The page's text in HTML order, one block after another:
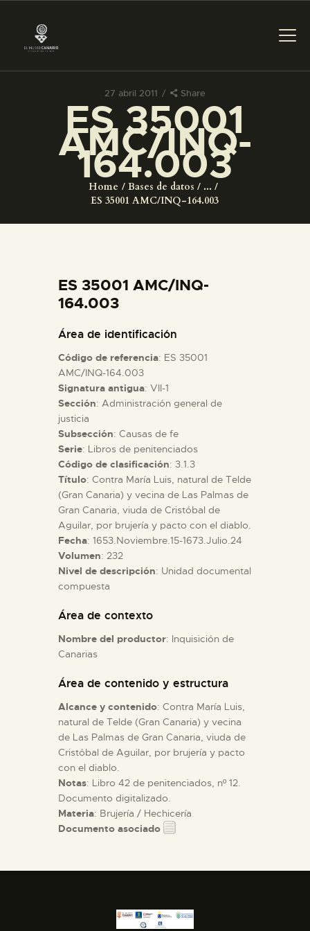
27 abril 2011 Share
ES 35001
AMC/INQ-
164.003
Home Bases de datos
...
ES 35001 AMC/INQ-164.003
PREPARAR LA VISITA
ACTIVIDADES
COLECCIONES
ESPAÑOL
PREPARAR LA VISITA
ACTIVIDADES
█
EL MUSEO
COLECCIONES
DIDÁCTICA
ESPAÑOL
ES 35001 AMC/INQ-
164.003
Área de identificación
Código de referencia: ES 35001
AMC/INQ-164.003
Signatura antigua: VII-1
Sección: Administración general de
justicia
Subsección: Causas de fe
Serie: Libros de penitenciados
Código de clasificación: 3.1.3
Título: Contra María Luis, natural de Telde
(Gran Canaria) y vecina de Las Palmas de
Gran Canaria, viuda de Cristóbal de
Aguilar, por brujería y pacto con el diablo.
Fecha: 1653.Noviembre.15-1673.Julio.24
Volumen: 232
Nivel de descripción: Unidad documental
compuesta
Área de contexto
Nombre del productor: Inquisición de
Canarias
Área de contenido y estructura
Alcance y contenido: Contra María Luis,
natural de Telde (Gran Canaria) y vecina
de Las Palmas de Gran Canaria, viuda de
Cristóbal de Aguilar, por brujería y pacto
con el diablo.
Notas: Libro 42 de penitenciados, nº 12.
Documento digitalizado.
Materia: Brujería / Hechicería
Documento asociado